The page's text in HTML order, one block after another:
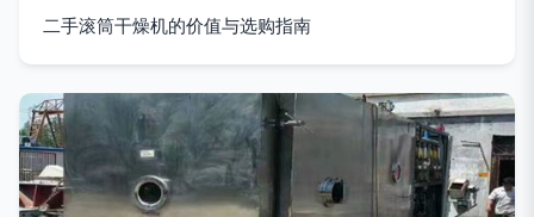
二手滚筒干燥机的价值与选购指南